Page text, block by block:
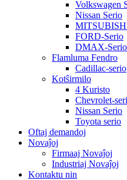
Volkswagen
Nissan Serio
FORD-Serio
DMAX-Serio
Flamluma Fendro
Cadillac-serio
Kotŝirmilo
4 Kuristo
Chevrolet-
Nissan Serio
Toyota serio
Oftaj demandoj
Novaĵoj
Firmaaj Novaĵoj
Industriaj Novaĵoj
Kontaktu nin